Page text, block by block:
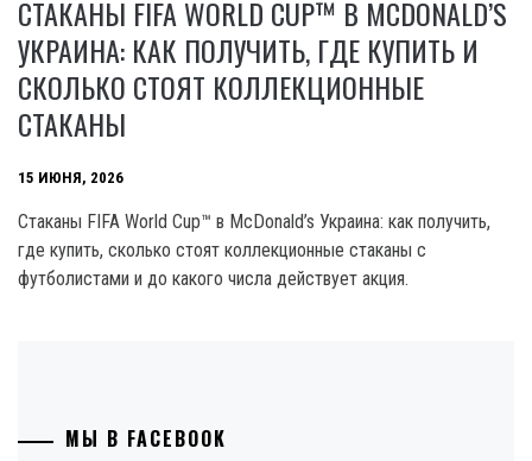
СТАКАНЫ FIFA WORLD CUP™ В MCDONALD’S
УКРАИНА: КАК ПОЛУЧИТЬ, ГДЕ КУПИТЬ И
СКОЛЬКО СТОЯТ КОЛЛЕКЦИОННЫЕ
СТАКАНЫ
15 ИЮНЯ, 2026
Стаканы FIFA World Cup™ в McDonald’s Украина: как получить,
где купить, сколько стоят коллекционные стаканы с
футболистами и до какого числа действует акция.
МЫ В FACEBOOK